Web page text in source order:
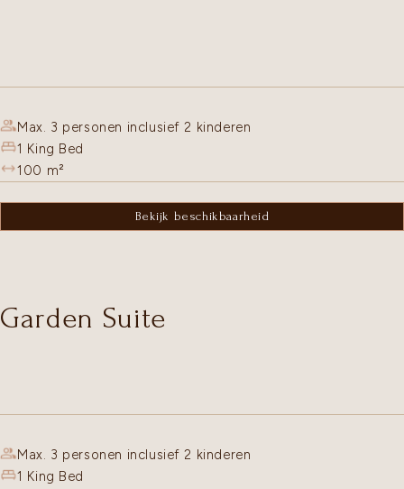
Max. 3 personen inclusief 2 kinderen
1 King Bed
100 m²
Bekijk beschikbaarheid
Garden Suite
Max. 3 personen inclusief 2 kinderen
1 King Bed